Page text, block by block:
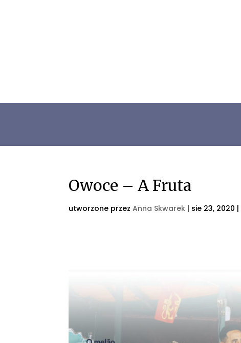
Owoce – A Fruta
utworzone przezAnna Skwarek | sie 23, 2020 |